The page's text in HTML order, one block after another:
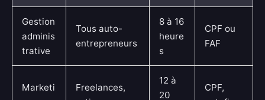
Gestion
adminis
trative
Tous auto-
entrepreneurs
8 à 16
heure
s
CPF ou
FAF
Marketi
Freelances,
12 à
20
CPF,